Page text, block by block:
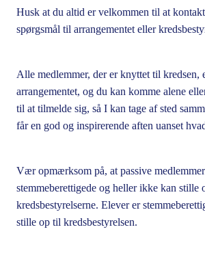
Husk at du altid er velkommen til at
spørgsmål til arrangementet eller
Alle medlemmer, der er knyttet til kredsen,
arrangementet, og du kan komme alene
til at tilmelde sig, så I kan tage af sted
får en god og inspirerende aften uanset
Vær opmærksom på, at passive
stemmeberettigede og heller ikke kan stille
kredsbestyrelserne. Elever er
stille op til kredsbestyrelsen.